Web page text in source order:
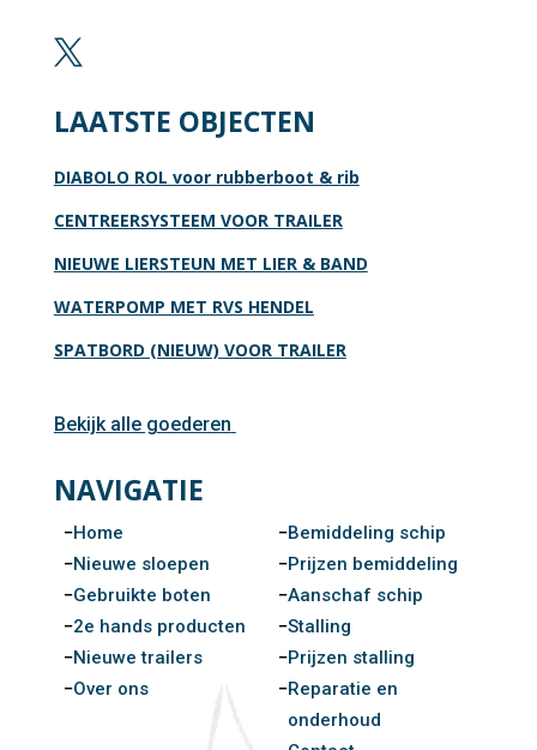

LAATSTE OBJECTEN
DIABOLO ROL voor rubberboot & rib
CENTREERSYSTEEM VOOR TRAILER
NIEUWE LIERSTEUN MET LIER & BAND
WATERPOMP MET RVS HENDEL
SPATBORD (NIEUW) VOOR TRAILER
Bekijk alle goederen
NAVIGATIE
Home
Nieuwe sloepen
Gebruikte boten
2e hands producten
Nieuwe trailers
Over ons
Bemiddeling schip
Prijzen bemiddeling
Aanschaf schip
Stalling
Prijzen stalling
Reparatie en
onderhoud